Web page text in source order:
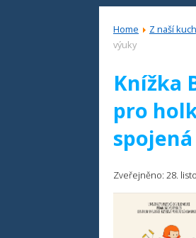
Home Z naší
výuky
Knížka
pro
Zveřejněno: 28.